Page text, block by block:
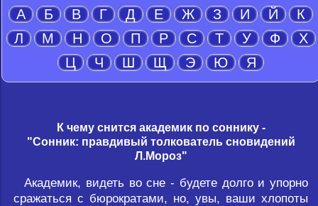
А Б В Г Д Е Ж З И Й
К
Л
М Н О П Р С Т У Ф
Х
Ц
Ч Ш Щ Э Ю Я
К чему снится академик по соннику -
"Сонник: правдивый толкователь сновидений
Л.Мороз"
Академик, видеть во сне - будете долго и упорно
сражаться с бюрократами, но, увы, ваши хлопоты